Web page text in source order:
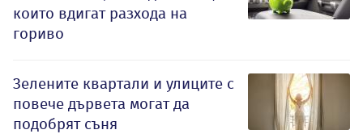
които вдигат разхода на
гориво
Зелените квартали и улиците с
повече дървета могат да
подобрят съня